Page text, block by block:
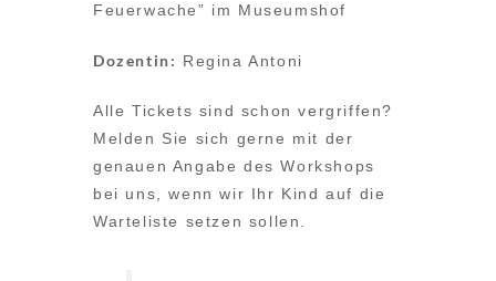
Feuerwache” im Museumshof
Dozentin: Regina Antoni
Alle Tickets sind schon vergriffen?
Melden Sie sich gerne mit der
genauen Angabe des Workshops
bei uns, wenn wir Ihr Kind auf die
Warteliste setzen sollen.